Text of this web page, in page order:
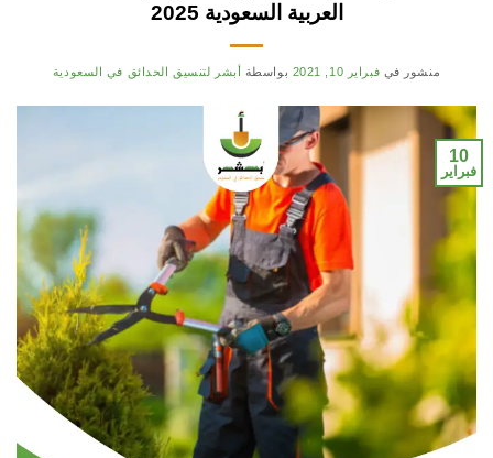
العربية السعودية 2025
منشور في فبراير 10, 2021 بواسطة أبشر لتنسيق الحدائق في السعودية
10
فبراير